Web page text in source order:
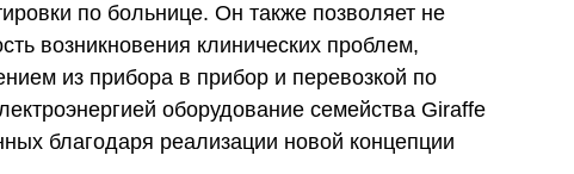
по больнице. Он также позволяет не
возникновения клинических проблем,
из прибора в прибор и перевозкой по
оборудование семейства Giraffe
благодаря реализации новой концепции